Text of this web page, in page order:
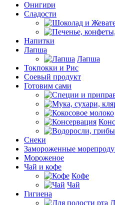
Онигири
Сладости
Напитки
Лапша
Лапша
Токпокки и Рис
Соевый продукт
Готовим сами
Снеки
Замороженные
Мороженое
Чай и кофе
Кофе
Чай
Гигиена